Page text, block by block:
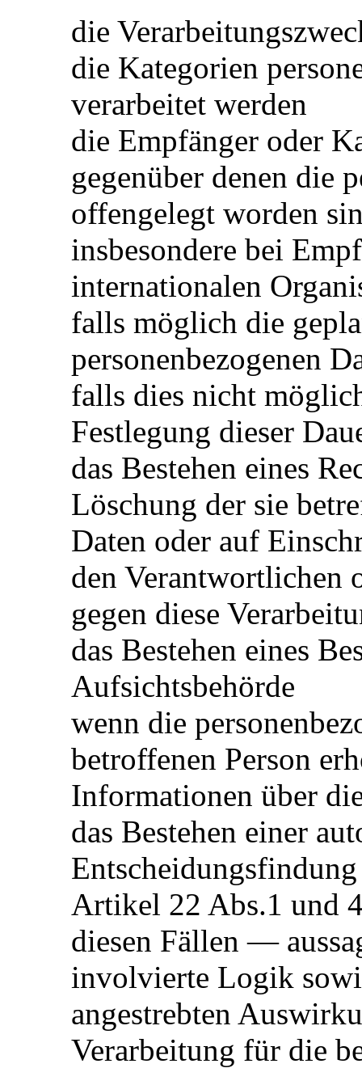
die
die Kategorien
verarbeitet werden
die Empfänger oder
gegenüber denen die
offengelegt worden
insbesondere bei
internationalen
falls möglich die
personenbezogenen
falls dies nicht
Festlegung dieser
das Bestehen eines
Löschung der sie
Daten oder auf
den Verantwortlichen
gegen diese
das Bestehen eines
Aufsichtsbehörde
wenn die
betroffenen Person
Informationen über
das Bestehen einer
Artikel 22 Abs.1 und
diesen Fällen —
involvierte Logik
angestrebten
Verarbeitung für die